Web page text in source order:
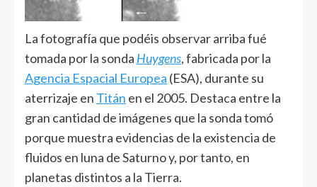
La fotografía que podéis observar arriba fué
tomada por la sonda Huygens, fabricada por la
Agencia Espacial Europea (ESA), durante su
aterrizaje en Titán en el 2005. Destaca entre la
gran cantidad de imágenes que la sonda tomó
porque muestra evidencias de la existencia de
fluidos en luna de Saturno y, por tanto, en
planetas distintos a la Tierra.